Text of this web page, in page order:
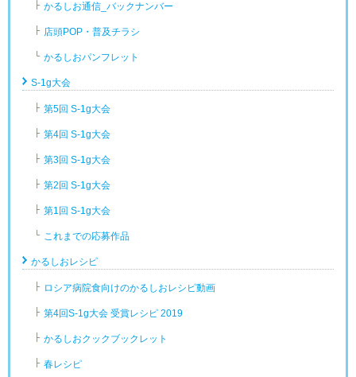
かるしお通信_バックナンバー
店頭POP・普及チラシ
かるしおパンフレット
S-1g大会
第5回 S-1g大会
第4回 S-1g大会
第3回 S-1g大会
第2回 S-1g大会
第1回 S-1g大会
これまでの応募作品
かるしおレシピ
ロシア病院食向けのかるしおレシピ動画
第4回S-1g大会 受賞レシピ 2019
かるしおクックブックレット
春レシピ